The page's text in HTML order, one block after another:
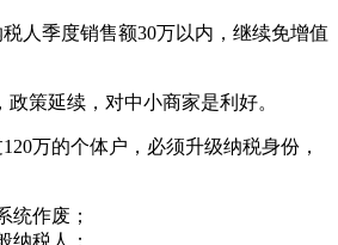
人季度销售额30万以内，继续免增值
策延续，对中小商家是利好⁠。
万的个体户，必须升级纳税身份，
统作废⁠；
纳税人⁠；